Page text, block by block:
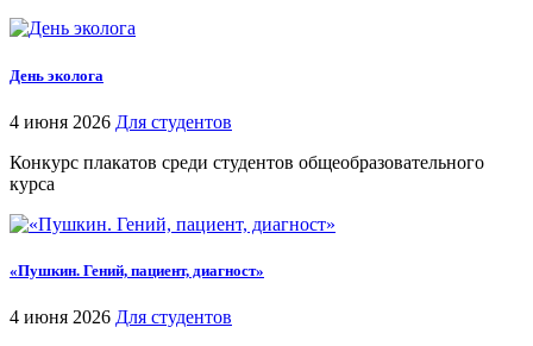
День эколога
4 июня 2026 Для студентов
Конкурс плакатов среди студентов общеобразовательного
курса
«Пушкин. Гений, пациент, диагност»
4 июня 2026 Для студентов